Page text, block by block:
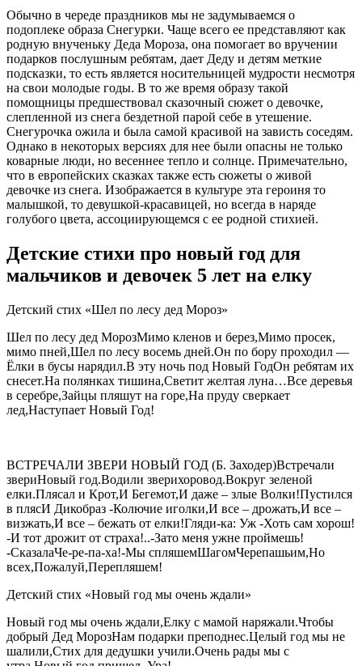
Обычно в череде праздников мы не задумываемся о
подоплеке образа Снегурки. Чаще всего ее представляют как
родную внученьку Деда Мороза, она помогает во вручении
подарков послушным ребятам, дает Деду и детям меткие
подсказки, то есть является носительницей мудрости несмотря
на свои молодые годы. В то же время образу такой
помощницы предшествовал сказочный сюжет о девочке,
слепленной из снега бездетной парой себе в утешение.
Снегурочка ожила и была самой красивой на зависть соседям.
Однако в некоторых версиях для нее были опасны не только
коварные люди, но весеннее тепло и солнце. Примечательно,
что в европейских сказках также есть сюжеты о живой
девочке из снега. Изображается в культуре эта героиня то
малышкой, то девушкой-красавицей, но всегда в наряде
голубого цвета, ассоциирующемся с ее родной стихией.
Детские стихи про новый год для
мальчиков и девочек 5 лет на елку
Детский стих «Шел по лесу дед Мороз»
Шел по лесу дед МорозМимо кленов и берез,Мимо просек,
мимо пней,Шел по лесу восемь дней.Он по бору проходил —
Ёлки в бусы нарядил.В эту ночь под Новый ГодОн ребятам их
снесет.На полянках тишина,Светит желтая луна…Все деревья
в серебре,Зайцы пляшут на горе,На пруду сверкает
лед,Наступает Новый Год!
ВСТРЕЧАЛИ ЗВЕРИ НОВЫЙ ГОД (Б. Заходер)Встречали
звериНовый год.Водили зверихоровод.Вокруг зеленой
елки.Плясал и Крот,И Бегемот,И даже – злые Волки!Пустился
в плясИ Дикобраз -Колючие иголки,И все – дрожать,И все –
визжать,И все – бежать от елки!Гляди-ка: Уж -Хоть сам хорош!
-И тот дрожит от страха!..-Зато меня ужне проймешь!
-СказалаЧе-ре-па-ха!-Мы спляшемШагомЧерепашьим,Но
всех,Пожалуй,Перепляшем!
Детский стих «Новый год мы очень ждали»
Новый год мы очень ждали,Елку с мамой наряжали.Чтобы
добрый Дед МорозНам подарки преподнес.Целый год мы не
шалили,Стих для дедушки учили.Очень рады мы с